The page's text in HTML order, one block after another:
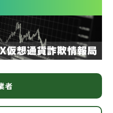
者